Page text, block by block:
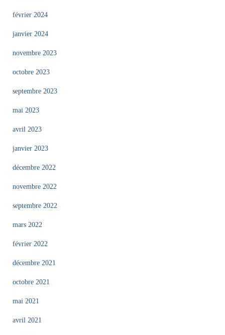
février 2024
janvier 2024
novembre 2023
octobre 2023
septembre 2023
mai 2023
avril 2023
janvier 2023
décembre 2022
novembre 2022
septembre 2022
mars 2022
février 2022
décembre 2021
octobre 2021
mai 2021
avril 2021